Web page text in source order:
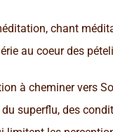
chant
au coeur des
à cheminer vers
superflu, des